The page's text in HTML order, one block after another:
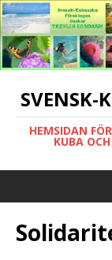
SVENSK-
HEMSIDAN
KUBA